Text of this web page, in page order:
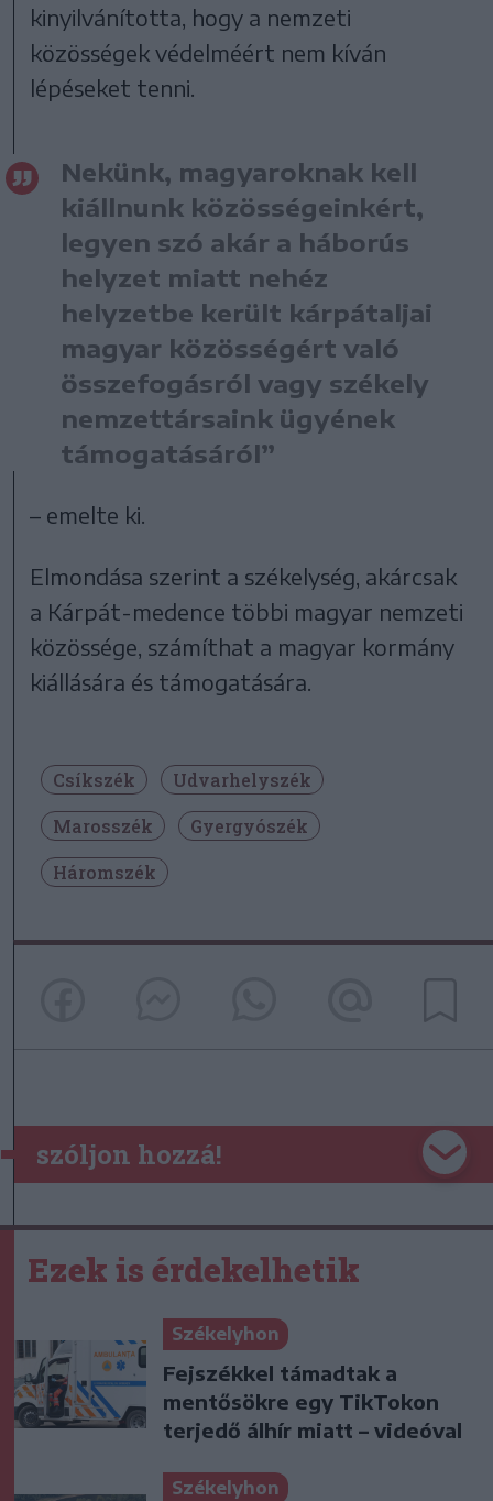
kinyilvánította, hogy a nemzeti
közösségek védelméért nem kíván
lépéseket tenni.
Nekünk, magyaroknak kell
kiállnunk közösségeinkért,
legyen szó akár a háborús
helyzet miatt nehéz
helyzetbe került kárpátaljai
magyar közösségért való
összefogásról vagy székely
nemzettársaink ügyének
támogatásáról”
– emelte ki.
Elmondása szerint a székelység, akárcsak
a Kárpát-medence többi magyar nemzeti
közössége, számíthat a magyar kormány
kiállására és támogatására.
Csíkszék
Udvarhelyszék
Marosszék
Gyergyószék
Háromszék
szóljon hozzá!
Ezek is érdekelhetik
Székelyhon
Fejszékkel támadtak a
mentősökre egy TikTokon
terjedő álhír miatt – videóval
Székelyhon